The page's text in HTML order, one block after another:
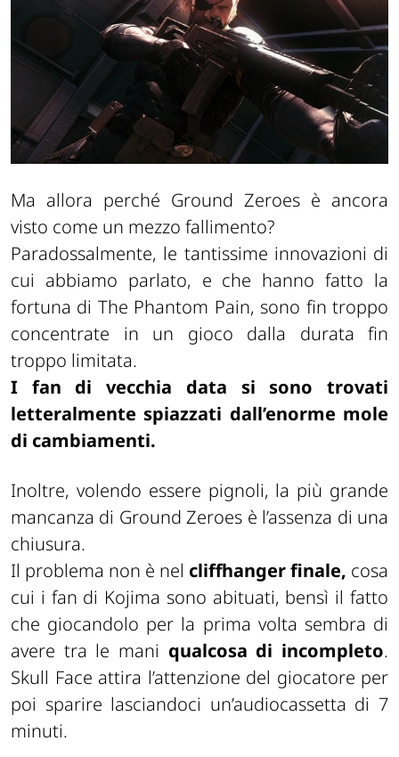
Ma allora perché Ground Zeroes è ancora
visto come un mezzo fallimento?
Paradossalmente, le tantissime innovazioni di
cui abbiamo parlato, e che hanno fatto la
fortuna di The Phantom Pain, sono fin troppo
concentrate in un gioco dalla durata fin
troppo limitata.
I fan di vecchia data si sono trovati
letteralmente spiazzati dall’enorme mole
di cambiamenti.
Inoltre, volendo essere pignoli, la più grande
mancanza di Ground Zeroes è l’assenza di una
chiusura.
Il problema non è nel cliffhanger finale, cosa
cui i fan di Kojima sono abituati, bensì il fatto
che giocandolo per la prima volta sembra di
avere tra le mani qualcosa di incompleto.
Skull Face attira l’attenzione del giocatore per
poi sparire lasciandoci un’audiocassetta di 7
minuti.